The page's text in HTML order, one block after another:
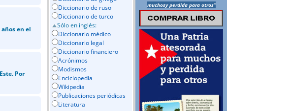
en el
Por
Diccionario de ruso
Diccionario de turco
Sólo en inglés:
Diccionario médico
Diccionario legal
Diccionario financiero
Acrónimos
Modismos
Enciclopedia
Wikipedia
Publicaciones periódicas
Literatura
muchosy perdida para otros”